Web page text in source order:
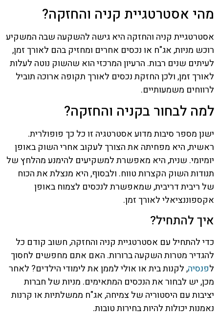
מהי אסטרטגיית קניה והחזקה?
אסטרטגיית קניה והחזקה היא גישה להשקעה שבה המשקיע
רוכש מניות, אג"ח או נכסים אחרים ומחזיק בהם לאורך זמן,
לעיתים שנים רבות. הרעיון המרכזי הוא שהשוק נוטה לעלות
לאורך זמן, ולכן החזקת נכסים לאורך תקופה ארוכה תוביל
לרווחים משמעותיים.
למה לבחור בקניה והחזקה?
ישנן מספר סיבות מדוע אסטרטגיה זו כל כך פופולרית.
ראשית, היא מפחיתה את הצורך לעקוב אחרי השוק באופן
יומיומי. שנית, היא מאפשרת למשקיעים להימנע מהלחץ של
תנודות השוק הקצרות טווח. ולבסוף, היא מנצלת את הכוח
של ריבית דריבית, שמאפשרת לנכסים לצמוח באופן
אקספוננציאלי לאורך זמן.
איך להתחיל?
כדי להתחיל עם אסטרטגיית קניה והחזקה, חשוב קודם כל
להגדיר מטרות השקעה ברורות. האם אתם מחפשים לחסוך
לפנסיה, לקנות בית או אולי לממן את לימודי הילדים? לאחר
מכן, יש לבחור את הנכסים המתאימים. מניות של חברות
יציבות עם היסטוריה של צמיחה, אג"ח ממשלתיות או קרנות
נאמנות יכולות להיות בחירות טובות.